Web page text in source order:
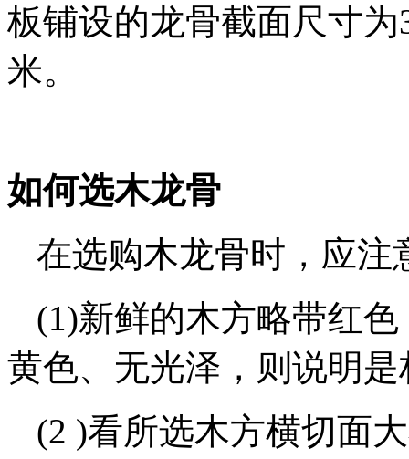
板铺设的龙骨截面尺寸
米。
如何选木龙骨
在选购木龙骨时，应注
(1)新鲜的木方略带红
黄色、无光泽，则说明是
(2 )看所选木方横切面